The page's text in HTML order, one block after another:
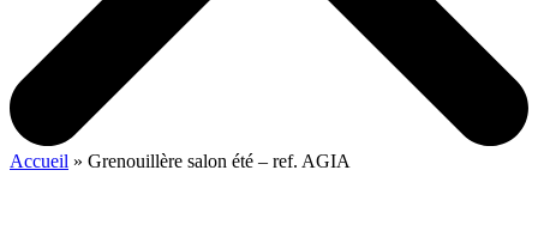
Accueil » Grenouillère salon été – ref. AGIA